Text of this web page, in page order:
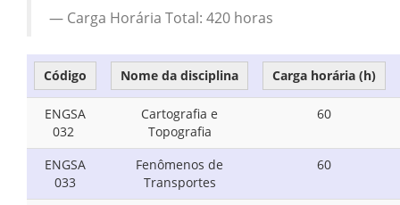
Carga Horária Total: 420 horas
Código Nome da disciplina Carga horária (h)
ENGSA
032
Cartografia e
Topografia
60
ENGSA
033
Fenômenos de
Transportes
60